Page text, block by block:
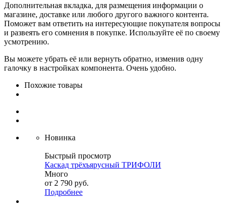
Дополнительная вкладка, для размещения информации о
магазине, доставке или любого другого важного контента.
Поможет вам ответить на интересующие покупателя вопросы
и развеять его сомнения в покупке. Используйте её по своему
усмотрению.
Вы можете убрать её или вернуть обратно, изменив одну
галочку в настройках компонента. Очень удобно.
Похожие товары
Новинка
Быстрый просмотр
Каскад трёхъярусный ТРИФОЛИ
Много
от 2 790 руб.
Подробнее